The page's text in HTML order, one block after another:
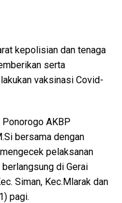
kepolisian dan tenaga
serta
vaksinasi Covid-
AKBP
bersama dengan
pelaksanan
di Gerai
Siman, Kec.Mlarak dan
pagi.